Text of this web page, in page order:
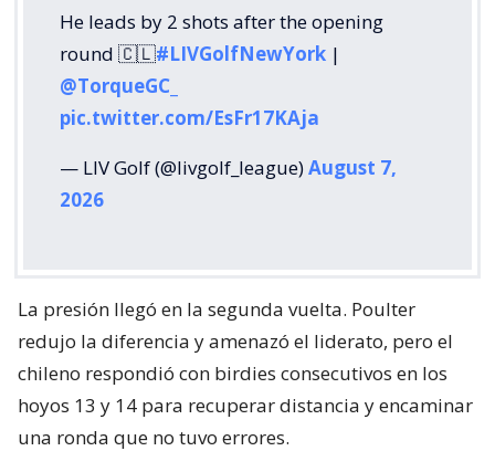
He leads by 2 shots after the opening
round 🇨🇱#LIVGolfNewYork |
@TorqueGC_
pic.twitter.com/EsFr17KAja
— LIV Golf (@livgolf_league)August 7,
2026
La presión llegó en la segunda vuelta. Poulter
redujo la diferencia y amenazó el liderato, pero el
chileno respondió con birdies consecutivos en los
hoyos 13 y 14 para recuperar distancia y encaminar
una ronda que no tuvo errores.